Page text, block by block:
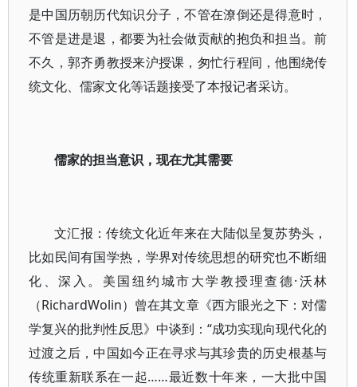
是中国历朝历代知识分子，不管在潦倒还是得意时，
不管是进是退，都要为社会做贡献的抱负和担当。前
不久，郭齐勇教授来沪授课，匆忙行程间，他围绕传
统文化、儒家文化等话题接受了本报记者采访。
儒家的担当意识，现在尤其需要
文汇报：传统文化近年来在大陆似呈复苏势头，
比如民间有国学热，学界对传统思想的研究也不断细
化、深入。美国纽约城市大学教授理查德·沃林
（RichardWolin）曾在其文章《西方眼光之下：对儒
学复兴的批判性反思》中谈到：“成功实现向现代化的
过渡之后，中国如今正在寻求与其珍贵的历史根基与
传统重新联系在一起……最近数十年来，一大批中国